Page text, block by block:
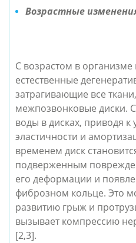
Возрастные
С возрастом в организме
естественные
затрагивающие все
межпозвонковые диски.
воды в дисках, приводя
эластичности и
временем диск
подверженным
его деформации и
фиброзном кольце. Это
развитию грыж и
вызывает компрессию
[2,3].